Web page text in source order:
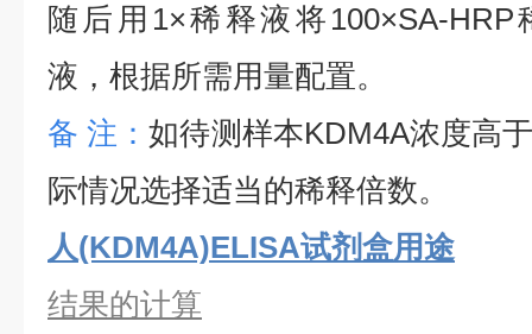
随后用1×稀释液将100×SA-HRP
液，根据所需用量配置。
备 注：如待测样本KDM4A浓度高
际情况选择适当的稀释倍数。
人(KDM4A)ELISA试剂盒用途
结果的计算